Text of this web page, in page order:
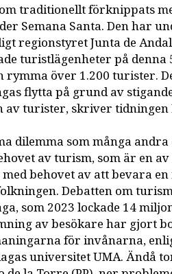
traditionellt förknippats
Semana Santa. Den har
regionstyret Junta de
turistlägenheter på denna
rymma över 1.200 turister.
flytta på grund av
av turister, skriver tidningen
dilemma som många
av turism, som är en av
behovet av att bevara
Debatten om
som 2023 lockade 14
av besökare har gjort
för invånarna,
universitet UMA. Ändå